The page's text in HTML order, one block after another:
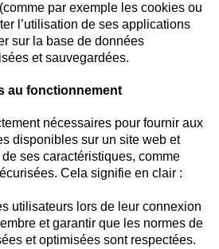
par exemple les cookies ou
l’utilisation de ses applications
sur la base de données
et sauvegardées.
au fonctionnement
nécessaires pour fournir aux
disponibles sur un site web et
ses caractéristiques, comme
Cela signifie en clair :
utilisateurs lors de leur connexion
et garantir que les normes de
et optimisées sont respectées.